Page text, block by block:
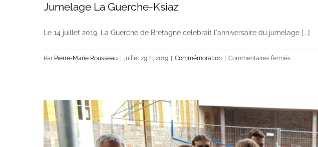
Jumelage La Guerche-Ksiaz
Le 14 juillet 2019, La Guerche de Bretagne célébrait l'anniversaire du jumelage [...]
Par Pierre-Marie Rousseau juillet 29th, 2019 Commémoration Commentaires ferméssur
Jumelage